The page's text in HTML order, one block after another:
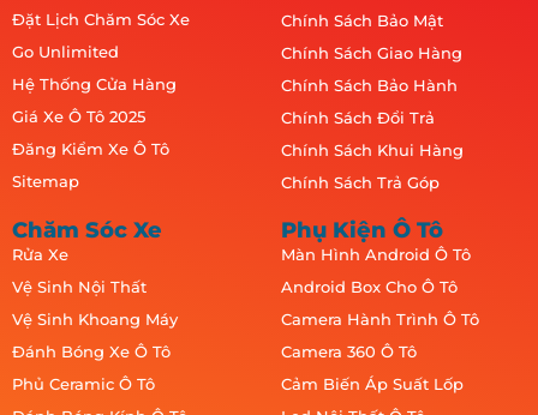
Đặt Lịch Chăm Sóc Xe
Go Unlimited
Hệ Thống Cửa Hàng
Giá Xe Ô Tô 2025
Đăng Kiểm Xe Ô Tô
Sitemap
Chính Sách Bảo Mật
Chính Sách Giao Hàng
Chính Sách Bảo Hành
Chính Sách Đổi Trả
Chính Sách Khui Hàng
Chính Sách Trả Góp
Chăm Sóc Xe
Rửa Xe
Vệ Sinh Nội Thất
Vệ Sinh Khoang Máy
Đánh Bóng Xe Ô Tô
Phủ Ceramic Ô Tô
Phụ Kiện Ô Tô
Màn Hình Android Ô Tô
Android Box Cho Ô Tô
Camera Hành Trình Ô Tô
Camera 360 Ô Tô
Cảm Biến Áp Suất Lốp